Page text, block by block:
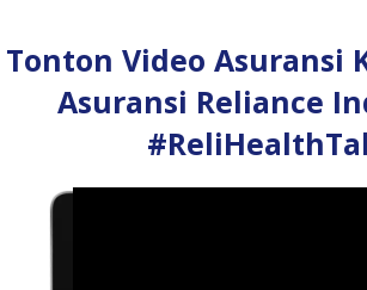
Tonton Video Asuransi
Asuransi Reliance